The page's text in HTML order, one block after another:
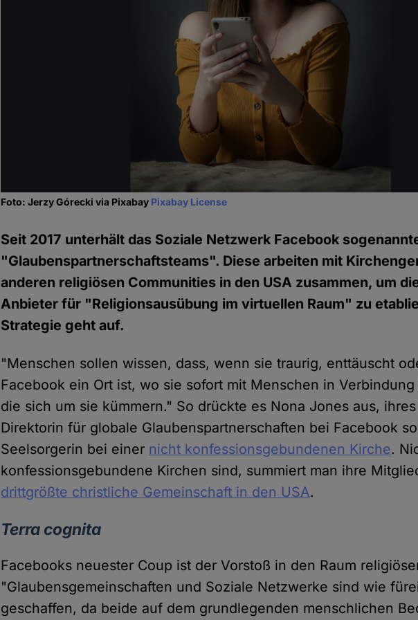
Foto: Jerzy Górecki via Pixabay Pixabay License
Seit 2017 unterhält das Soziale Netzwerk Facebook
"Glaubenspartnerschaftsteams". Diese arbeiten mit
anderen religiösen Communities in den USA zusammen, um
Anbieter für "Religionsausübung im virtuellen Raum" zu
Strategie geht auf.
"Menschen sollen wissen, dass, wenn sie traurig, enttäuscht
Facebook ein Ort ist, wo sie sofort mit Menschen in
die sich um sie kümmern." So drückte es Nona Jones aus,
Direktorin für globale Glaubenspartnerschaften bei Facebook
Seelsorgerin bei einer nicht konfessionsgebundenen Kirche.
konfessionsgebundene Kirchen sind, summiert man ihre
drittgrößte christliche Gemeinschaft in den USA.
Terra cognita
Facebooks neuester Coup ist der Vorstoß in den Raum
"Glaubensgemeinschaften und Soziale Netzwerke sind wie
geschaffen, da beide auf dem grundlegenden menschlichen